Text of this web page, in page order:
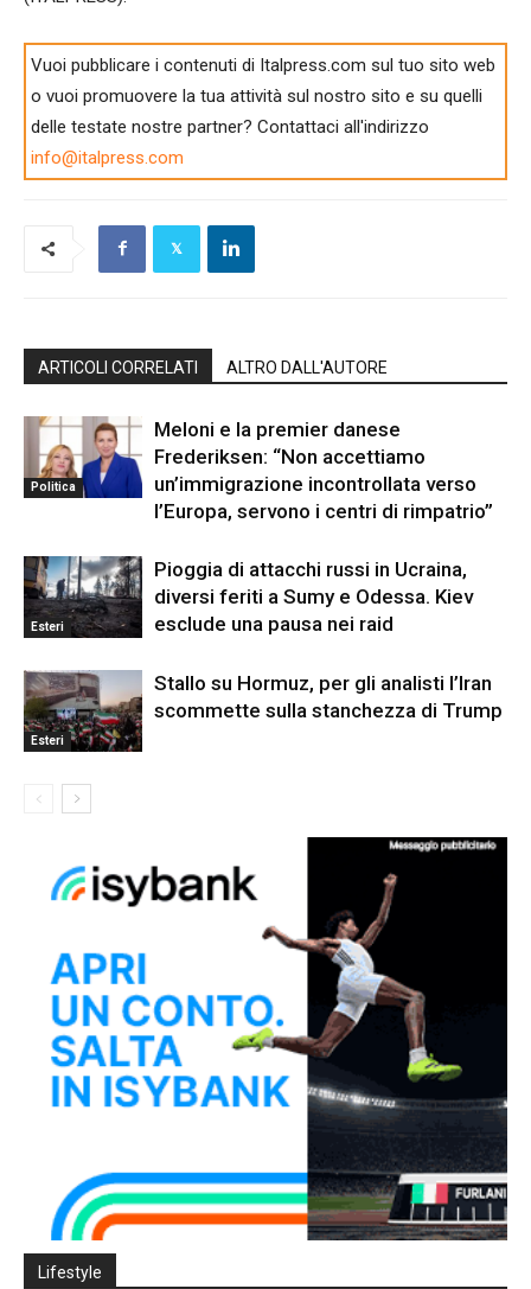
Vuoi pubblicare i contenuti di Italpress.com sul tuo sito web
o vuoi promuovere la tua attività sul nostro sito e su quelli
delle testate nostre partner? Contattaci all'indirizzo
info@italpress.com
ARTICOLI CORRELATI ALTRO DALL'AUTORE
Politica
Meloni e la premier danese
Frederiksen: “Non accettiamo
un’immigrazione incontrollata verso
l’Europa, servono i centri di rimpatrio”
Esteri
Pioggia di attacchi russi in Ucraina,
diversi feriti a Sumy e Odessa. Kiev
esclude una pausa nei raid
Esteri
Stallo su Hormuz, per gli analisti l’Iran
scommette sulla stanchezza di Trump
Lifestyle